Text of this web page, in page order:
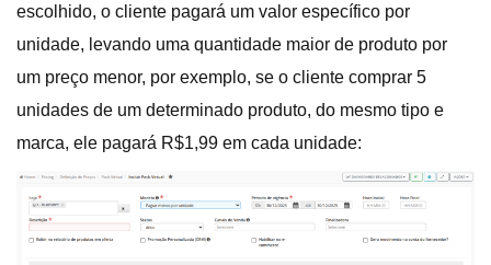
escolhido, o cliente pagará um valor específico por
unidade, levando uma quantidade maior de produto por
um preço menor, por exemplo, se o cliente comprar 5
unidades de um determinado produto, do mesmo tipo e
marca, ele pagará R$1,99 em cada unidade: